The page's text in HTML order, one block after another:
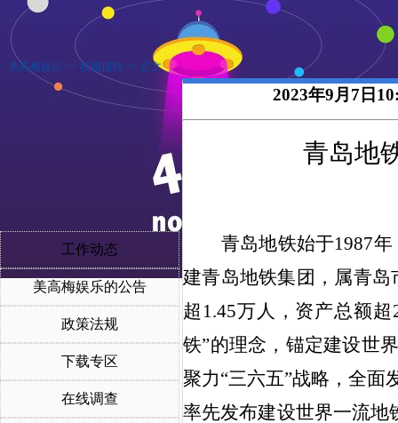
> 美高梅娱乐 >> 校园招聘 >> 正文
工作动态
美高梅娱乐的公告
政策法规
下载专区
在线调查
2023年9月7日
青岛地
青岛地铁始于1987
建青岛地铁集团，属青
超1.45万人，资产总额
铁”的理念，锚定建设世
聚力“三六五”战略，全面
率先发布建设世界一流地